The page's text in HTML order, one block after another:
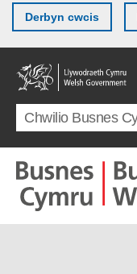
Derbyn cwcis
Search term